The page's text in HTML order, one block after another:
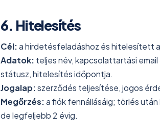
6. Hitelesítés
Cél:a hirdetésfeladáshoz és hitelesített
Adatok: teljes név, kapcsolattartási
státusz, hitelesítés időpontja.
Jogalap:szerződés teljesítése, jogos
Megőrzés:a fiók fennállásáig; törlés
de legfeljebb 2 évig.